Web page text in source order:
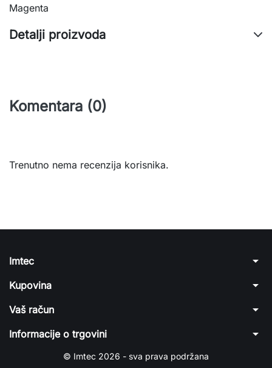
Magenta
Detalji proizvoda
Komentara (0)
Trenutno nema recenzija korisnika.
Imtec arrow_drop_down
Kupovina arrow_drop_down
Vaš račun arrow_drop_down
Informacije o trgovini arrow_drop_down
© Imtec 2026 - sva prava podržana